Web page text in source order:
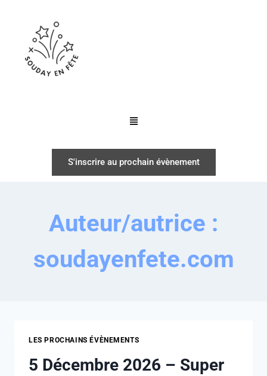
S'inscrire au prochain évènement
Auteur/autrice :
soudayenfete.com
LES PROCHAINS ÉVÈNEMENTS
5 Décembre 2026 – Super